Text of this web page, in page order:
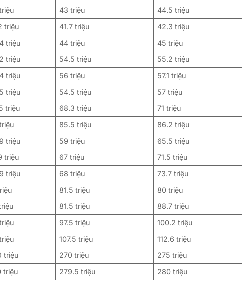
43 triệu
44.5 triệu
triệu 41.7 triệu
42.3 triệu
triệu 44 triệu
45 triệu
triệu 54.5 triệu
55.2 triệu
triệu 56 triệu
57.1 triệu
triệu 54.5 triệu
57 triệu
triệu 68.3 triệu
71 triệu
85.5 triệu
86.2 triệu
triệu 59 triệu
65.5 triệu
triệu 67 triệu
71.5 triệu
triệu 68 triệu
73.7 triệu
81.5 triệu
80 triệu
81.5 triệu
88.7 triệu
97.5 triệu
100.2 triệu
107.5 triệu
112.6 triệu
triệu 270 triệu
275 triệu
triệu 279.5 triệu 280 triệu